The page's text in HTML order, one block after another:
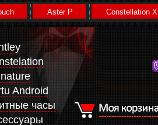
Aster P Constellation X
Android
часы